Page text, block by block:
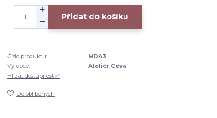
Přidat do košíku
Číslo produktu:
MD43
Výrobce:
Ateliér Ceva
Hlídat dostupnost ✅
Do oblíbených